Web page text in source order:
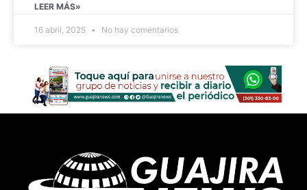
LEER MÁS»
16 abril, 2025 No hay comentarios